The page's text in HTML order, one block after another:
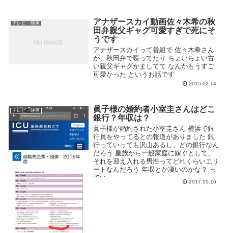
テレビ・映画
アナザースカイ動画佐々木希の秋
田弁親父ギャグ可愛すぎで死にそ
うです
アナザースカイって番組で 佐々木希さん
が、秋田弁で喋ってたり ちょいちょい古
い親父ギャグかましてて なんかもうすご
可愛かった というお話です
2015.02.14
テレビ・映画
眞子様の婚約者小室圭さんはどこ
銀行？年収は？
眞子様が婚約された小室圭さん 横浜で銀
行員をやってるとの報道がありました 銀
行っていっても沢山あるし、どの銀行なん
だろう 皇族から一般家庭に嫁ぐとして、
それを迎え入れる男性ってどれくらいエリ
ートなんだろう 年収とか凄いのかな？ っ
てい...
2017.05.16